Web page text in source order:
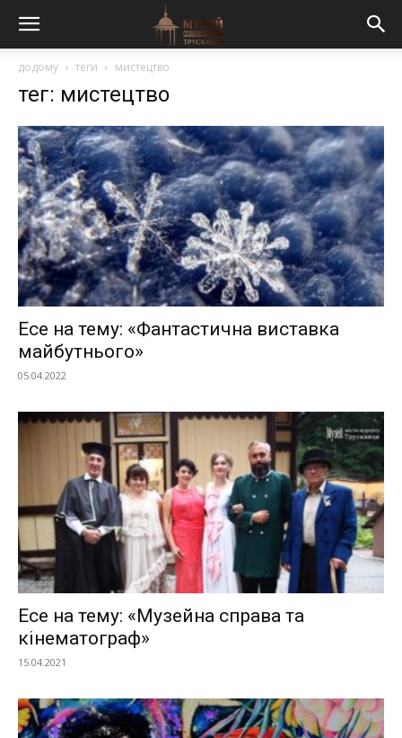
додому теги мистецтво
тег: мистецтво
Есе на тему: «Фантастична виставка
майбутнього»
05.04.2022
Есе на тему: «Музейна справа та
кінематограф»
15.04.2021